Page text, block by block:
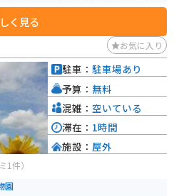
います。レストランでは、地元産の食
ている「北はり
や文化について学ぶことができます。
やこんにゃく作りなど、様々な体験を
は、のどかな田園風景が広がってお
も最適です。道の駅から少し足を延ば
ど、観光スポットも点在しています。
魅力を満喫できる道の駅です。ドライ
ってみてください。
く見る
お気に入り
1件）
園
駐車： 駐車場あり
予算： 無料
混雑： 空いている
滞在： 1時間
施設： 屋外